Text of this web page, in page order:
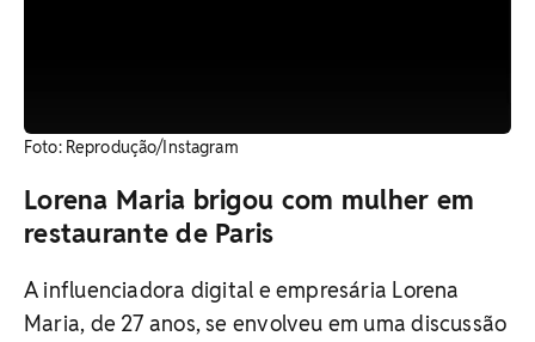
​Foto: Reprodução/Instagram
Lorena Maria brigou com mulher em
restaurante de Paris
A influenciadora digital e empresária Lorena
Maria, de 27 anos, se envolveu em uma discussão